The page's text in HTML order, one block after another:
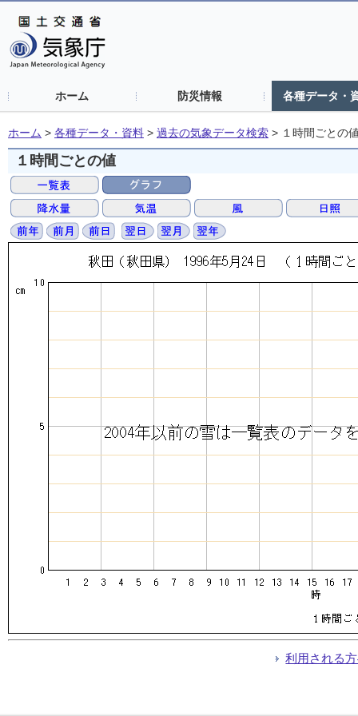
ホーム 防災情報 各種データ・
ホーム > 各種データ・資料 > 過去の気象データ検索 > １時間ごとの
１時間ごとの値
利用される